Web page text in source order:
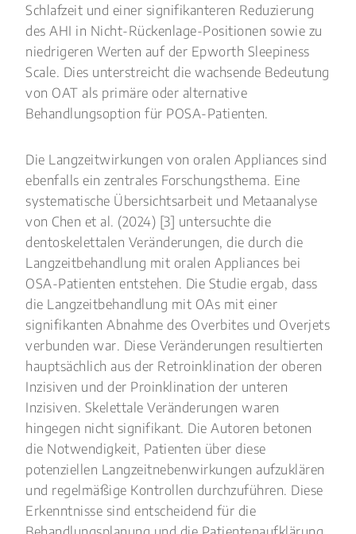
Schlafzeit und einer signifikanteren Reduzierung
des AHI in Nicht-Rückenlage-Positionen sowie zu
niedrigeren Werten auf der Epworth Sleepiness
Scale. Dies unterstreicht die wachsende Bedeutung
von OAT als primäre oder alternative
Behandlungsoption für POSA-Patienten.
Die Langzeitwirkungen von oralen Appliances sind
ebenfalls ein zentrales Forschungsthema. Eine
systematische Übersichtsarbeit und Metaanalyse
von Chen et al. (2024) [3] untersuchte die
dentoskelettalen Veränderungen, die durch die
Langzeitbehandlung mit oralen Appliances bei
OSA-Patienten entstehen. Die Studie ergab, dass
die Langzeitbehandlung mit OAs mit einer
signifikanten Abnahme des Overbites und Overjets
verbunden war. Diese Veränderungen resultierten
hauptsächlich aus der Retroinklination der oberen
Inzisiven und der Proinklination der unteren
Inzisiven. Skelettale Veränderungen waren
hingegen nicht signifikant. Die Autoren betonen
die Notwendigkeit, Patienten über diese
potenziellen Langzeitnebenwirkungen aufzuklären
und regelmäßige Kontrollen durchzuführen. Diese
Erkenntnisse sind entscheidend für die